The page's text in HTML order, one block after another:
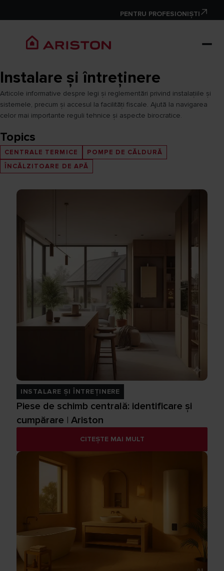
PENTRU PROFESIONIȘTI
Instalare și întreținere
Articole informative despre legi și reglementări privind instalațiile și
sistemele, precum și accesul la facilități fiscale. Ajută la navigarea
celor mai importante reguli tehnice și aspecte birocratice.
Topics
CENTRALE TERMICE
POMPE DE CĂLDURĂ
ÎNCĂLZITOARE DE APĂ
INSTALARE ȘI ÎNTREȚINERE
Piese de schimb centrală: identificare și
cumpărare | Ariston
CITEȘTE MAI MULT